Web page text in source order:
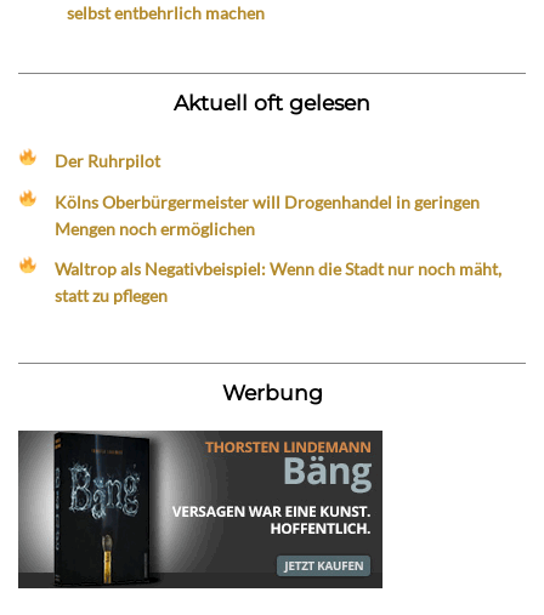
selbst entbehrlich machen
Aktuell oft gelesen
Der Ruhrpilot
Kölns Oberbürgermeister will Drogenhandel in geringen
Mengen noch ermöglichen
Waltrop als Negativbeispiel: Wenn die Stadt nur noch mäht,
statt zu pflegen
Werbung